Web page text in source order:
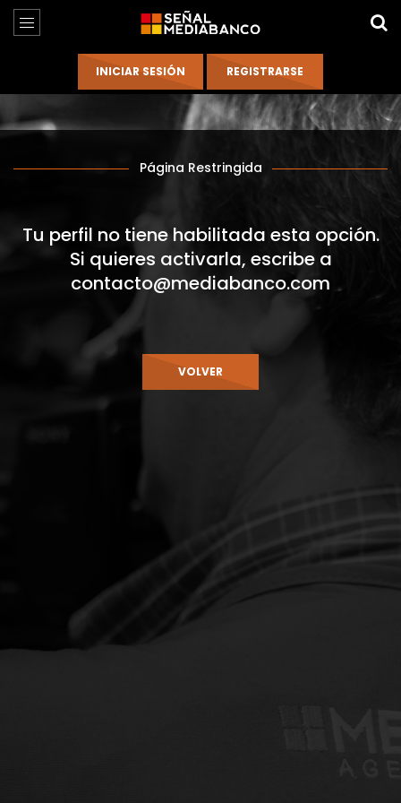
Página Restringida
Tu perfil no tiene habilitada esta opción.
Si quieres activarla, escribe a
contacto@mediabanco.com